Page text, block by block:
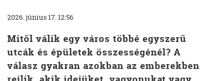
2026. június 17. 12:56
Mitől válik egy város többé egyszerű
utcák és épületek összességénél? A
válasz gyakran azokban az emberekben